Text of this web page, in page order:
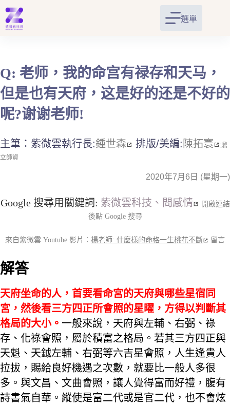
跳
至
主
容
選單
Q: 老师，我的命宫有禄存和天马，
但是也有天府，这是好的还是不好的
呢?谢谢老师!
主筆：紫微雲執行長:鍾世森 排版/美編: 陳拓寰 :鼎
立師資
2020年7月6日 (星期一)
Google 搜尋用關鍵詞: 紫微雲科技、問感情
開啟連結
後點 Google 搜尋
來自紫微雲 Youtube 影片： 楊老師: 什麼樣的命格一生桃花不斷 留言
解答
天府坐命的人，首要看命宮的天府與哪些星宿同
宮，然後看三方四正所會照的星曜，方得以判斷其
格局的大小。 一般來說，天府與左輔、右弼、祿
存、化祿會照，屬於積富之格局。若其三方四正與
天魁、天鉞左輔、右弼等六吉星會照，人生逢貴人
拉拔，賜給良好機遇之次數，就要比一般人多很
多。與文昌、文曲會照，讓人覺得富而好禮，腹有
詩書氣自華。縱使是富二代或是官二代，也不會炫